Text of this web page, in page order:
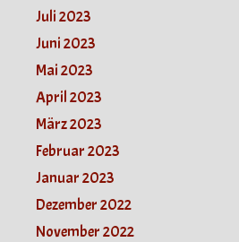
Juli 2023
Juni 2023
Mai 2023
April 2023
März 2023
Februar 2023
Januar 2023
Dezember 2022
November 2022